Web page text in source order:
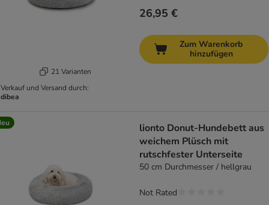
21 Varianten
Verkauf und Versand durch:
dibea
26,95 €
Zum Warenkorb
hinzufügen
lionto Donut-Hundebett aus
weichem Plüsch mit
rutschfester Unterseite
50 cm Durchmesser / hellgrau
Not Rated